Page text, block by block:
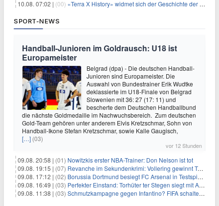
10.08. 07:02 | (00) «Terra X History» widmet sich der Geschichte der deutschen Vereine
SPORT-NEWS
Handball-Junioren im Goldrausch: U18 ist
Europameister
Belgrad (dpa) - Die deutschen Handball-
Junioren sind Europameister. Die
Auswahl von Bundestrainer Erik Wudtke
deklassierte im U18-Finale von Belgrad
Slowenien mit 36: 27 (17: 11) und
bescherte dem Deutschen Handballbund
die nächste Goldmedaille im Nachwuchsbereich. Zum deutschen
Gold-Team gehören unter anderem Elvis Kretzschmar, Sohn von
Handball-Ikone Stefan Kretzschmar, sowie Kalle Gaugisch,
[…] (03)
vor 12 Stunden
09.08. 20:58 | (01) Nowitzkis erster NBA-Trainer: Don Nelson ist tot
09.08. 19:15 | (07) Revanche im Sekundenkrimi: Vollering gewinnt Tour
09.08. 17:12 | (02) Borussia Dortmund besiegt FC Arsenal in Testspiel mit 3:2
09.08. 16:49 | (03) Perfekter Einstand: Torhüter ter Stegen siegt mit Ajax
09.08. 11:38 | (03) Schmutzkampagne gegen Infantino? FIFA schaltet auf Angriff